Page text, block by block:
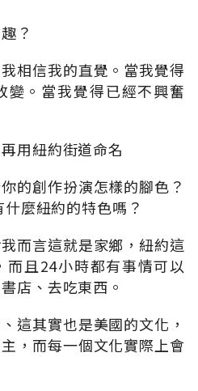
？
相信我的直覺。當我覺得
變。當我覺得已經不興奮
用紐約街道命名
的創作扮演怎樣的腳色？
麼紐約的特色嗎？
而言這就是家鄉，紐約這
且24小時都有事情可以
店、去吃東西。
這其實也是美國的文化，
，而每一個文化實際上會